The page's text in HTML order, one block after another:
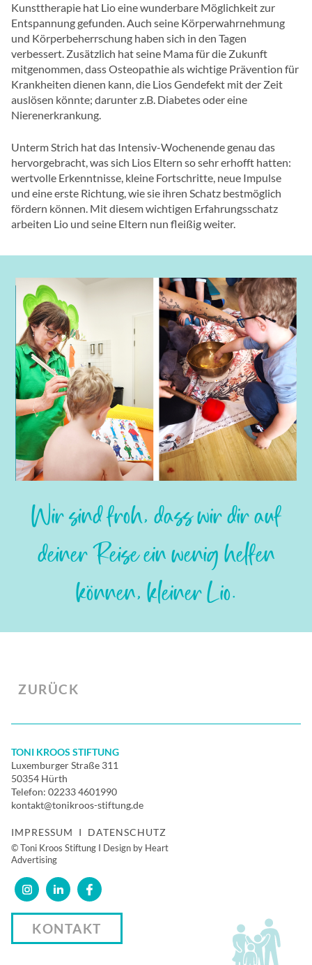
Kunsttherapie hat Lio eine wunderbare Möglichkeit zur
Entspannung gefunden. Auch seine Körperwahrnehmung
und Körperbeherrschung haben sich in den Tagen
verbessert. Zusätzlich hat seine Mama für die Zukunft
mitgenommen, dass Osteopathie als wichtige Prävention für
Krankheiten dienen kann, die Lios Gendefekt mit der Zeit
auslösen könnte; darunter z.B. Diabetes oder eine
Nierenerkrankung.
Unterm Strich hat das Intensiv-Wochenende genau das
hervorgebracht, was sich Lios Eltern so sehr erhofft hatten:
wertvolle Erkenntnisse, kleine Fortschritte, neue Impulse
und eine erste Richtung, wie sie ihren Schatz bestmöglich
fördern können. Mit diesem wichtigen Erfahrungsschatz
arbeiten Lio und seine Eltern nun fleißig weiter.
Wir sind froh, dass wir dir auf
deiner Reise ein wenig helfen
können, kleiner Lio.
ZURÜCK
TONI KROOS STIFTUNG
Luxemburger Straße 311
50354 Hürth
Telefon: 02233 4601990
kontakt@tonikroos-stiftung.de
IMPRESSUM I DATENSCHUTZ
© Toni Kroos Stiftung I Design by Heart
Advertising
KONTAKT